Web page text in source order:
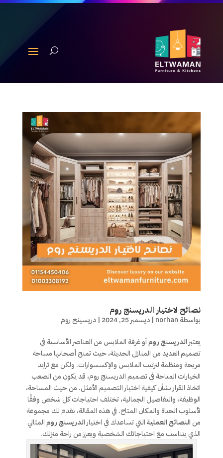
نصائح لاختيار الدريسنج روم
بواسطة norhan
| ديسمبر 25, 2024 | دريسينج روم
يعتبر الدريسنج رومأو غرفة الملابس من العناصر الأساسية في
تصميم العديد من المنازل الحديثة، حيث تمنح أصحابها مساحة
مريحة ومنظمة لترتيب الملابس والإكسسوارات. ولكن مع تزايد
الخيارات المتاحة في تصميم الدريسنج روم، قد يكون من الصعب
اتخاذ القرار بشأن كيفية اختيار التصميم الأمثل. من حيث المساحة،
الوظيفة، والتفاصيل الجمالية، تختلف احتياجات كل شخص وفقًا
لأسلوب الحياة والمكان المتاح. في هذه المقالة، نقدم لك مجموعة
من النصائح العمليةالتي تساعدك في اختيار الدريسنج رومالمثالي
الذي يتناسب مع احتياجاتك الشخصية ويعزز من راحة منزلك.